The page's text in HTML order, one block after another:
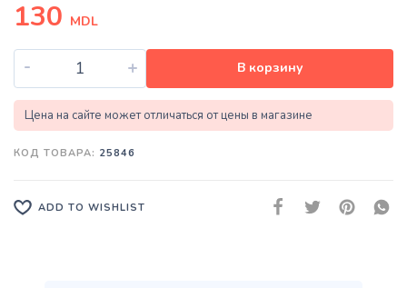
130 MDL
- + В корзину
Цена на сайте может отличаться от цены в магазине
КОД ТОВАРА: 25846
ADD TO WISHLIST